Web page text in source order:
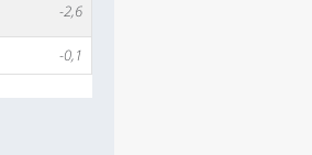
-2,6
-0,1